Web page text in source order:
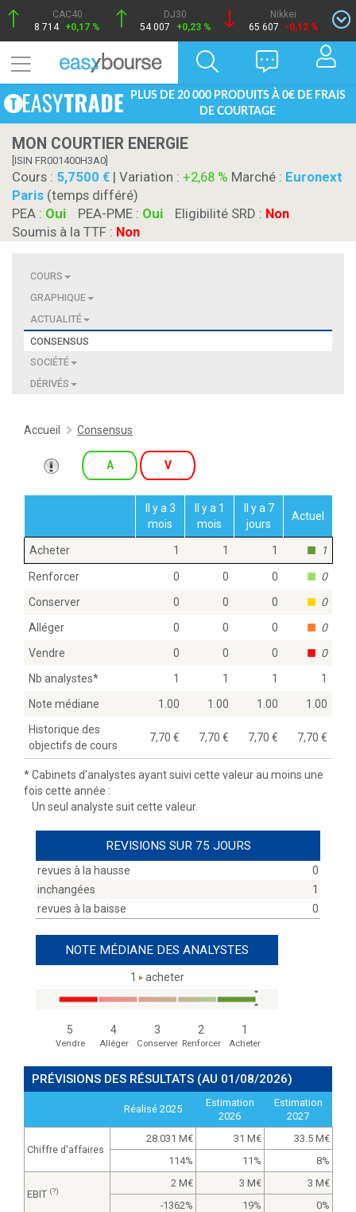
CAC40
8 714 +0,17 %
DJ30
54 007
+0,23 %
Nikkei
65 607
-0,12 %
PLUS DE 20 000 PRODUITS À 0€ DE FRAIS
DE COURTAGE
MON COURTIER ENERGIE
[ISIN FR001400H3A0]
Cours : 5,7500 | Variation : +2,68 % Marché : Euronext
Paris (temps différé)
PEA : Oui PEA-PME : Oui Eligibilité SRD : Non
Soumis à la TTF : Non
COURS
GRAPHIQUE
ACTUALITÉ
CONSENSUS
SOCIÉTÉ
DÉRIVÉS
Accueil Consensus
A V
Il y a 3
mois
Il y a 1
mois
Il y a 7
jours
Actuel
Acheter 1 1 1 1
Renforcer 0 0 0
0
Conserver
0 0 0
0
Alléger
0 0 0
0
Vendre
0 0 0
0
Nb analystes* 1 1 1
1
Note médiane
1.00 1.00 1.00
1.00
Historique des
objectifs de cours
7,70 7,70 7,70 7,70
*Cabinets d'analystes ayant suivi cette valeur au moins une
fois cette année :
Un seul analyste suit cette valeur.
REVISIONS SUR 75 JOURS
revues à la hausse
0
inchangées
1
revues à la baisse
0
NOTE MÉDIANE DES ANALYSTES
1 acheter
5 4 3 2 1
Vendre Alléger Conserver Renforcer Acheter
PRÉVISIONS DES RÉSULTATS (AU 01/08/2026)
Réalisé 2025
Estimation
2026
Estimation
2027
Chiffre d'affaires
28.031 M 31 M
33.5 M
114%
11% 8%
EBIT (?)
2 M 3 M
3 M
-1362%
19% 0%